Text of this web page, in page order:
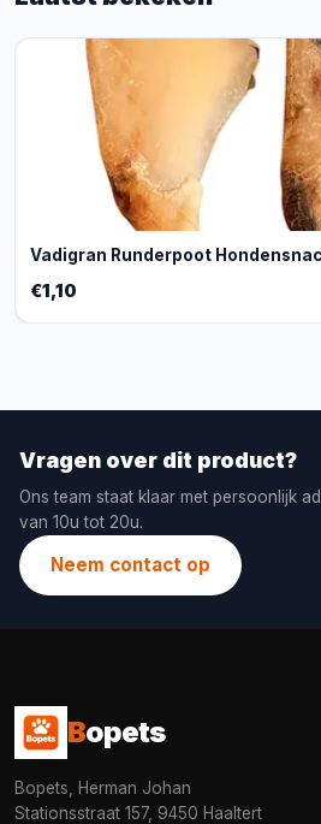
Vadigran Runderpoot
€1,10
Vragen over dit product?
Ons team staat klaar met persoonlijk
van 10u tot 20u.
Neem contact op
Bopets
Bopets, Herman Johan
Stationsstraat 157, 9450 Haaltert